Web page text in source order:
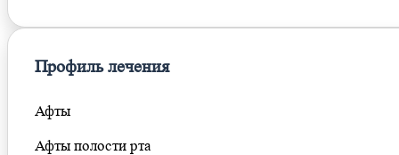
Профиль лечения
Афты
Афты полости рта